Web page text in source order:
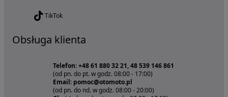
TikTok
Obsługa klienta
Telefon: +48 61 880 32 21, 48 539 146 861
(od pn. do pt. w godz. 08:00 - 17:00)
Email: pomoc@otomoto.pl
(od pn. do nd. w godz. 08:00 - 20:00)